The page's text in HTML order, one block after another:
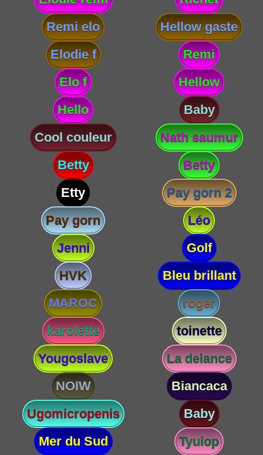
Remi elo
Hellow gaste
Elodie f
Remi
Elo f
Hellow
Hello
Baby
Cool couleur
Nath saumur
Betty
Betty
Etty
Pay gorn 2
Pay gorn
Léo
Jenni
Golf
HVK
Bleu brillant
MAROC
roger
karolette
toinette
Yougoslave
La delance
NOIW
Biancaca
Ugomicropenis
Baby
Mer du Sud
Tyuiop